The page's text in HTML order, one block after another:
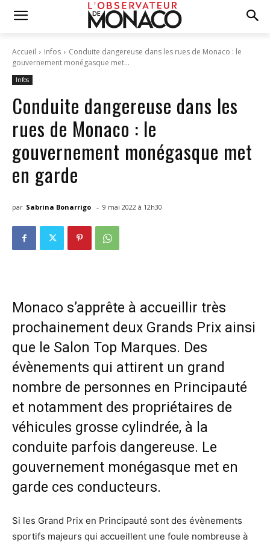
Accueil Infos
Conduite dangereuse dans les rues de Monaco : le
gouvernement monégasque met...
Infos
Conduite dangereuse dans les
rues de Monaco : le
gouvernement monégasque met
en garde
par Sabrina Bonarrigo - 9 mai 2022 à 12h30
Monaco s’apprête à accueillir très
prochainement deux Grands Prix ainsi
que le Salon Top Marques. Des
évènements qui attirent un grand
nombre de personnes en Principauté
et notamment des propriétaires de
véhicules grosse cylindrée, à la
conduite parfois dangereuse. Le
gouvernement monégasque met en
garde ces conducteurs.
Si les Grand Prix en Principauté sont des évènements
sportifs majeurs qui accueillent une foule nombreuse à